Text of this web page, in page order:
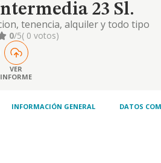
23 Sl.
tenencia, alquiler y todo tipo
bienes inmuebles
0/5( 0 votos)
VER
INFORME
INFORMACIÓN GENERAL DATOS